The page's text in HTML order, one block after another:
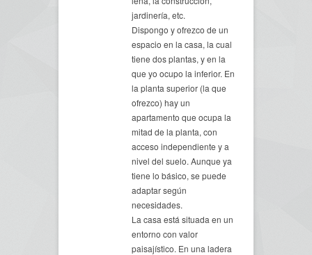
jardinería, etc.
Dispongo y ofrezco de un
espacio en la casa, la cual
tiene dos plantas, y en la
que yo ocupo la inferior. En
la planta superior (la que
ofrezco) hay un
apartamento que ocupa la
mitad de la planta, con
acceso independiente y a
nivel del suelo. Aunque ya
tiene lo básico, se puede
adaptar según
necesidades.
La casa está situada en un
entorno con valor
paisajístico. En una ladera